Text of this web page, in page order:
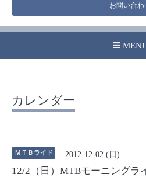
お問い合わ
カレンダー
ＭＴＢライド 2012-12-02 (日)
12/2（日）MTBモーニングラ